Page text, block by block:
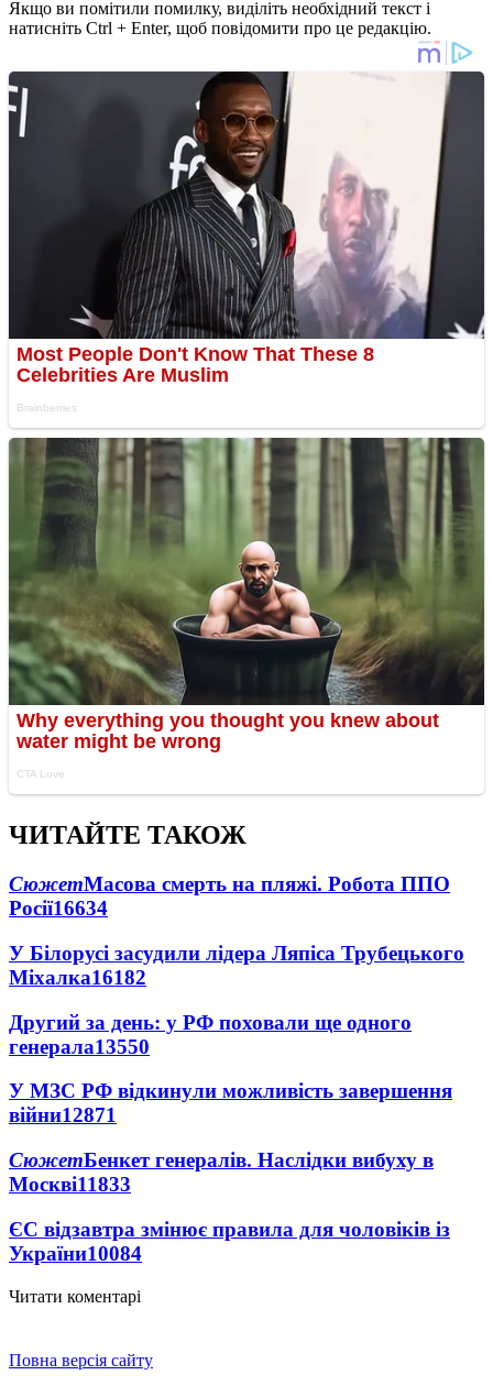
Якщо ви помітили помилку, виділіть необхідний текст і
натисніть Ctrl + Enter, щоб повідомити про це редакцію.
ЧИТАЙТЕ ТАКОЖ
СюжетМасова смерть на пляжі. Робота ППО
Росії16634
У Білорусі засудили лідера Ляпіса Трубецького
Міхалка16182
Другий за день: у РФ поховали ще одного
генерала13550
У МЗС РФ відкинули можливість завершення
війни12871
СюжетБенкет генералів. Наслідки вибуху в
Москві11833
ЄС відзавтра змінює правила для чоловіків із
України10084
Читати коментарі
Повна версія сайту